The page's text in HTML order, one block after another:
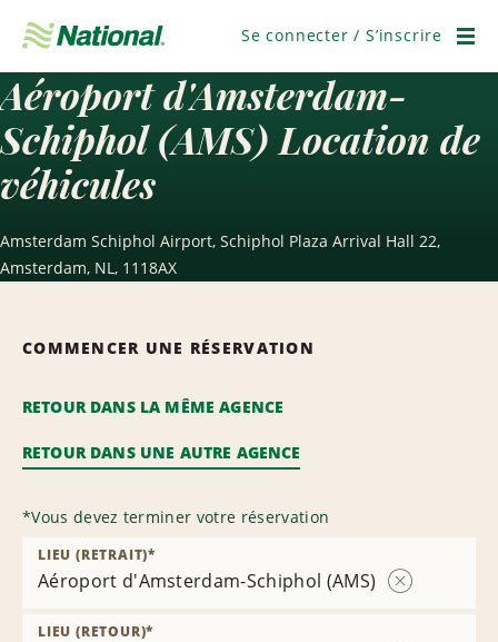
navigation
Se connecter / S’inscrire
Aéroport d'Amsterdam-
Schiphol (AMS) Location de
véhicules
Amsterdam Schiphol Airport, Schiphol Plaza Arrival Hall 22,
Amsterdam, NL, 1118AX
COMMENCER UNE RÉSERVATION
RETOUR DANS LA MÊME AGENCE
RETOUR DANS UNE AUTRE AGENCE
*Vous devez terminer votre réservation
Aéroport d'Amsterdam-Schiphol (AMS)
LIEU (RETRAIT)*
LIEU (RETOUR)*